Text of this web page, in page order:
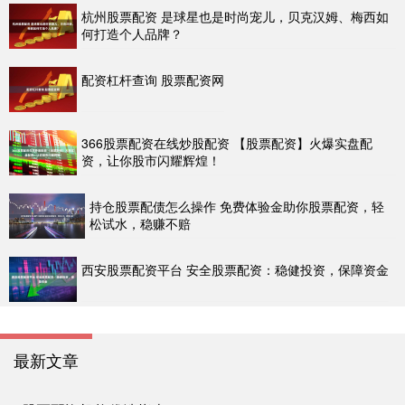
杭州股票配资 是球星也是时尚宠儿，贝克汉姆、梅西如
何打造个人品牌？
配资杠杆查询 股票配资网
366股票配资在线炒股配资 【股票配资】火爆实盘配
资，让你股市闪耀辉煌！
持仓股票配债怎么操作 免费体验金助你股票配资，轻
松试水，稳赚不赔
西安股票配资平台 安全股票配资：稳健投资，保障资金
最新文章